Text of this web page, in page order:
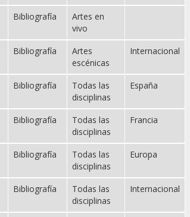
Bibliografía
Artes en
vivo
Bibliografía
Artes
escénicas
Internacional
Bibliografía
Todas las
disciplinas
España
Bibliografía
Todas las
disciplinas
Francia
Bibliografía
Todas las
disciplinas
Europa
Bibliografía
Todas las
disciplinas
Internacional